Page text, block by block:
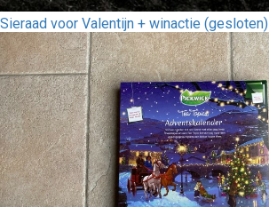
Sieraad voor Valentijn + winactie (gesloten)